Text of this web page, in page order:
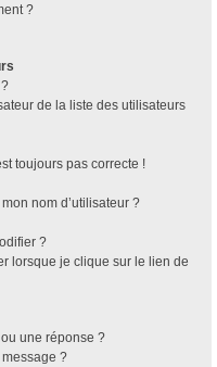
?
de la liste des utilisateurs
toujours pas correcte !
nom d’utilisateur ?
?
lorsque je clique sur le lien de
une réponse ?
?